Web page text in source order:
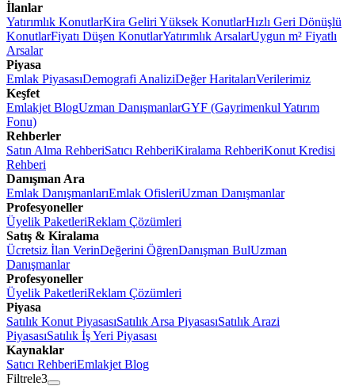
İlanlar
Yatırımlık KonutlarKira Geliri Yüksek KonutlarHızlı Geri Dönüşlü
KonutlarFiyatı Düşen KonutlarYatırımlık ArsalarUygun m² Fiyatlı
Arsalar
Piyasa
Emlak PiyasasıDemografi AnaliziDeğer HaritalarıVerilerimiz
Keşfet
Emlakjet BlogUzman DanışmanlarGYF (Gayrimenkul Yatırım
Fonu)
Rehberler
Satın Alma RehberiSatıcı RehberiKiralama RehberiKonut Kredisi
Rehberi
Danışman Ara
Emlak DanışmanlarıEmlak OfisleriUzman Danışmanlar
Profesyoneller
Üyelik PaketleriReklam Çözümleri
Satış & Kiralama
Ücretsiz İlan VerinDeğerini ÖğrenDanışman BulUzman
Danışmanlar
Profesyoneller
Üyelik PaketleriReklam Çözümleri
Piyasa
Satılık Konut PiyasasıSatılık Arsa PiyasasıSatılık Arazi
PiyasasıSatılık İş Yeri Piyasası
Kaynaklar
Satıcı RehberiEmlakjet Blog
Filtrele3